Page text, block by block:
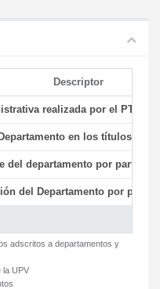
Descriptor
realizada por el PTGAS
en los títulos de
del departamento por parte
del Departamento por parte
adscritos a departamentos y
la UPV